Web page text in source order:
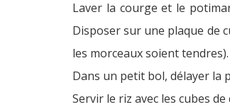
Laver la courge et le
Disposer sur une plaque de
les morceaux soient
Dans un petit bol, délayer la
Servir le riz avec les cubes